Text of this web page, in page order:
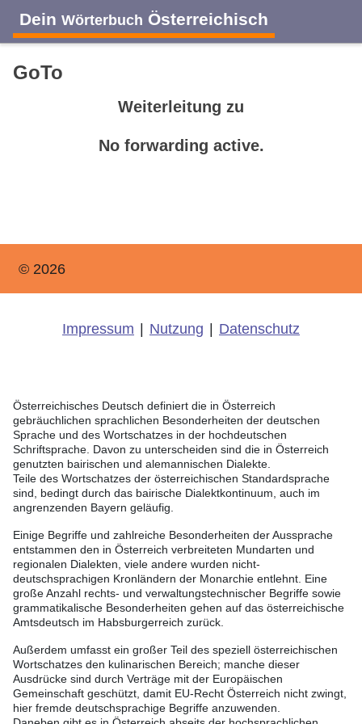
Dein Wörterbuch Österreichisch
GoTo
Weiterleitung zu
No forwarding active.
© 2026
Impressum Nutzung Datenschutz
Österreichisches Deutsch definiert die in Österreich
gebräuchlichen sprachlichen Besonderheiten der deutschen
Sprache und des Wortschatzes in der hochdeutschen
Schriftsprache. Davon zu unterscheiden sind die in Österreich
genutzten bairischen und alemannischen Dialekte.
Teile des Wortschatzes der österreichischen Standardsprache
sind, bedingt durch das bairische Dialektkontinuum, auch im
angrenzenden Bayern geläufig.
Einige Begriffe und zahlreiche Besonderheiten der Aussprache
entstammen den in Österreich verbreiteten Mundarten und
regionalen Dialekten, viele andere wurden nicht-
deutschsprachigen Kronländern der Monarchie entlehnt. Eine
große Anzahl rechts- und verwaltungstechnischer Begriffe sowie
grammatikalische Besonderheiten gehen auf das österreichische
Amtsdeutsch im Habsburgerreich zurück.
Außerdem umfasst ein großer Teil des speziell österreichischen
Wortschatzes den kulinarischen Bereich; manche dieser
Ausdrücke sind durch Verträge mit der Europäischen
Gemeinschaft geschützt, damit EU-Recht Österreich nicht zwingt,
hier fremde deutschsprachige Begriffe anzuwenden.